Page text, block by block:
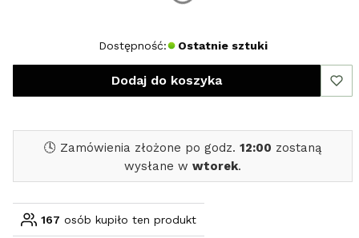
Dostępność: Ostatnie sztuki
Dodaj do koszyka
🕓 Zamówienia złożone po godz. 12:00 zostaną
wysłane w wtorek.
167 osób kupiło ten produkt